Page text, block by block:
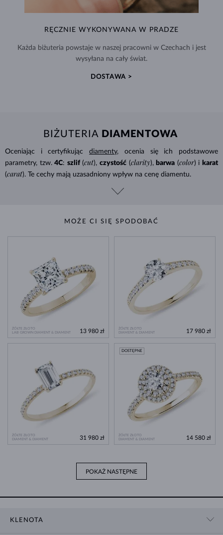
RĘCZNIE WYKONYWANA W PRADZE
Każda biżuteria powstaje w naszej pracowni w Czechach i jest
wysyłana na cały świat.
DOSTAWA >
BIŻUTERIA DIAMENTOWA
Oceniając i certyfikującdiamenty, ocenia się ich podstawowe
parametry, tzw. 4C: szlif (cut), czystość (clarity), barwa (color) i karat
(carat). Te cechy mają uzasadniony wpływ na cenę diamentu.
MOŻE CI SIĘ SPODOBAĆ
ŻÓŁTE ZŁOTO
LAB GROWN DIAMENT & DIAMENT
13 980 zł
ŻÓŁTE ZŁOTO
DIAMENT & DIAMENT
17 980 zł
ŻÓŁTE ZŁOTO
DIAMENT & DIAMENT
31 980 zł
ŻÓŁTE ZŁOTO
DIAMENT & DIAMENT
DOSTĘPNE
14 580 zł
POKAŻ NASTĘPNE
KLENOTA